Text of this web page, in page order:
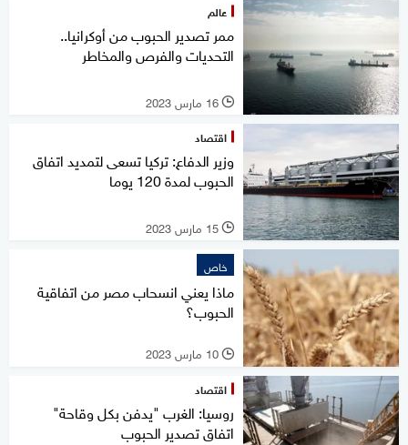
عالم
ممر تصدير الحبوب من أوكرانيا..
التحديات والفرص والمخاطر
l 16 مارس 2023
اقتصاد
وزير الدفاع: تركيا تسعى لتمديد اتفاق
الحبوب لمدة 120 يوما
l 15 مارس 2023
خاص
ماذا يعني انسحاب مصر من اتفاقية
الحبوب؟
l 10 مارس 2023
اقتصاد
روسيا: الغرب "يدفن بكل وقاحة"
اتفاق تصدير الحبوب